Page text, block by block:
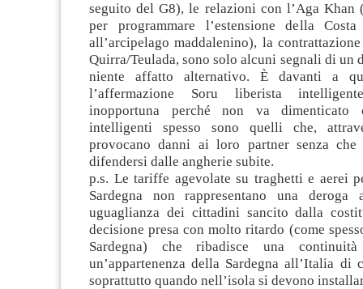
seguito del G8), le relazioni con l’Aga Khan
per programmare l’estensione della
all’arcipelago maddalenino), la
Quirra/Teulada, sono solo alcuni segnali di un
niente affatto alternativo. È davanti a
l’affermazione Soru liberista
inopportuna perché non va
intelligenti spesso sono quelli che,
provocano danni ai loro partner senza che
difendersi dalle angherie subite.
p.s. Le tariffe agevolate su traghetti e aerei
Sardegna non rappresentano una
uguaglianza dei cittadini sancito dalla
decisione presa con molto ritardo (come
Sardegna) che ribadisce una
un’appartenenza della Sardegna all’Italia
soprattutto quando nell’isola si devono